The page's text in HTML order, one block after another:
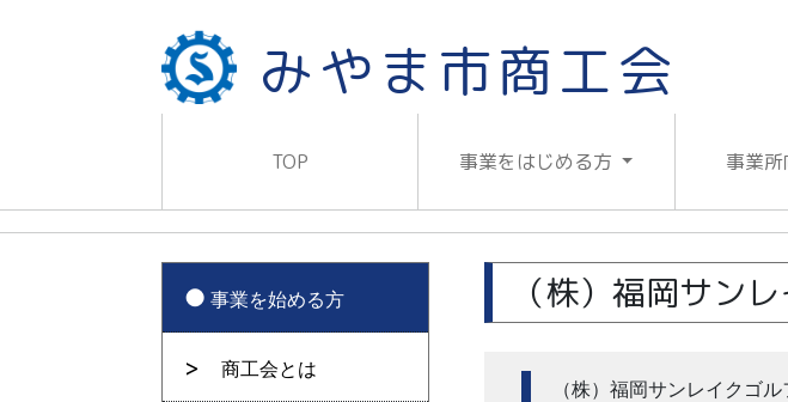
みやま市商工会
TOP 事業をはじめる方 事業
（株）福岡サン
（株）福岡サンレイクゴ
事業を始める方
商工会とは